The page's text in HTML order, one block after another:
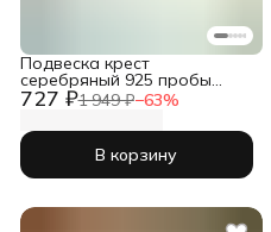
727 ₽1 949 ₽−63%
Подвеска крест
серебряный 925 пробы
православный
В корзину